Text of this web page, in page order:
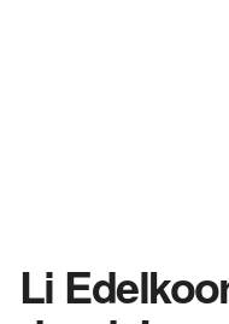
Li